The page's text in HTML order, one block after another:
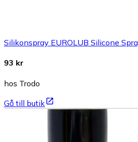
Silikonspray EUROLUB Silicone
93 kr
hos Trodo
Gå till butik